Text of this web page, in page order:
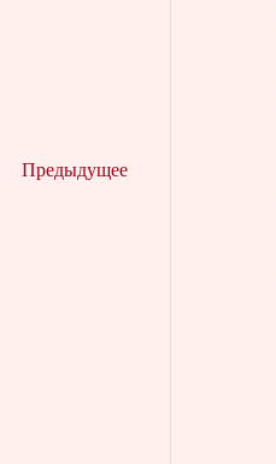
Предыдущее